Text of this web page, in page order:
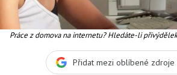
Práce z domova na internetu? Hledáte-li
tak, že vás budoucí zaměstnavatel bude mít zájem
poznat a dozvědět se o vás více. Rozhodně od vás
Přidat mezi oblíbené zdroje